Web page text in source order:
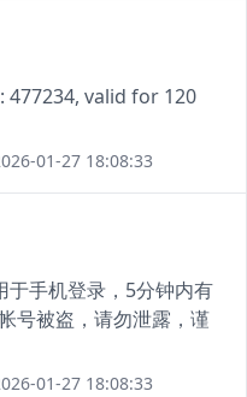
valid for 120
01-27 18:08:33
于手机登录，5分钟内有
号被盗，请勿泄露，谨
01-27 18:08:33